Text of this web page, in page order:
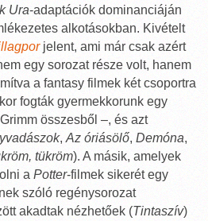
Ura-adaptációk dominanciáján
alkotásokban. Kivételt
jelent, ami már csak azért
egy sorozat része volt, hanem
a fantasy filmek két csoportra
fogták gyermekkorunk egy
összesből –, és azt
,Az óriásölő, Demóna,
tükröm). A másik, amelyek
a Potter-filmek sikerét egy
szóló regénysorozat
akadtak nézhetőek (Tintaszív)